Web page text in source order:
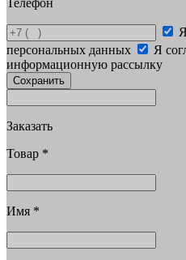
персональных данных
Я
информационную рассылку
Сохранить
Заказать
Товар *
Имя *